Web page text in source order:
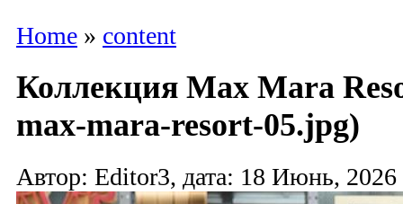
Home » content
Коллекция Max Mara
max-mara-resort-05.jpg)
Автор: Editor3, дата: 18 Июнь, 2026